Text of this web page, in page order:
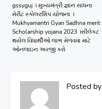
gssyguj । મુખ્યમંત્રી જ્ઞાન સાધના
મેરીટ સ્કોલરશિપ યોજના ।
Mukhyamantri Gyan Sadhna merit
Scholarship yojana 2023 ।સીલેક્ટ
થયેલ વિધાર્થીઓ લાભ મેળવવા માટે
ઓનલાઇન અરજી કરો
Posted by